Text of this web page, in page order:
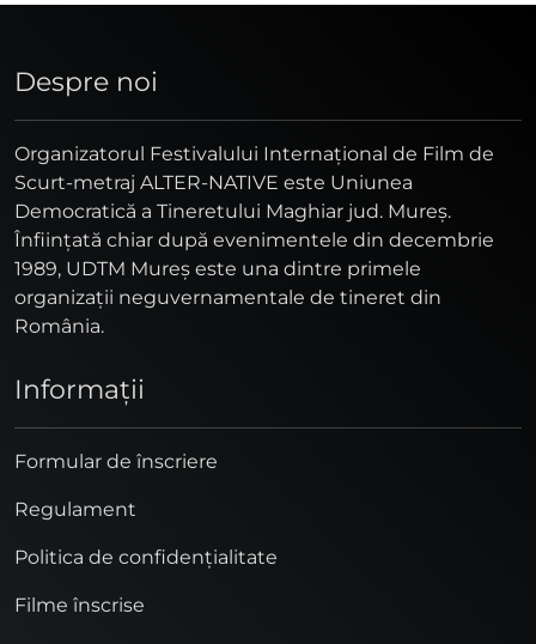
Despre noi
Organizatorul Festivalului Internaţional de Film de
Scurt-metraj ALTER-NATIVE este Uniunea
Democratică a Tineretului Maghiar jud. Mureş.
Înfiinţată chiar după evenimentele din decembrie
1989, UDTM Mureş este una dintre primele
organizaţii neguvernamentale de tineret din
România.
Informaţii
Formular de înscriere
Regulament
Politica de confidențialitate
Filme înscrise